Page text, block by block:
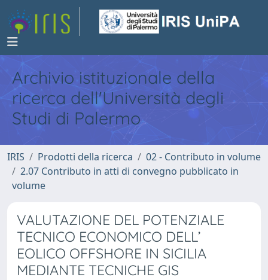
Archivio istituzionale della
ricerca dell'Università degli
Studi di Palermo
IRIS Prodotti della ricerca
02 - Contributo in volume
2.07 Contributo in atti di convegno pubblicato in
volume
VALUTAZIONE DEL POTENZIALE
TECNICO ECONOMICO DELL’
EOLICO OFFSHORE IN SICILIA
MEDIANTE TECNICHE GIS